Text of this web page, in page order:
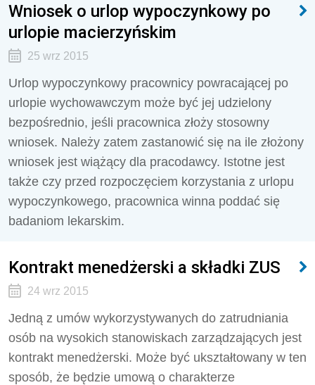
Wniosek o urlop wypoczynkowy po
urlopie macierzyńskim
25 wrz 2015
Urlop wypoczynkowy pracownicy powracającej po
urlopie wychowawczym może być jej udzielony
bezpośrednio, jeśli pracownica złoży stosowny
wniosek. Należy zatem zastanowić się na ile złożony
wniosek jest wiążący dla pracodawcy. Istotne jest
także czy przed rozpoczęciem korzystania z urlopu
wypoczynkowego, pracownica winna poddać się
badaniom lekarskim.
Kontrakt menedżerski a składki ZUS
24 wrz 2015
Jedną z umów wykorzystywanych do zatrud­niania
osób na wysokich stanowiskach zarzą­dzających jest
kontrakt menedżerski. Może być ukształtowany w ten
sposób, że będzie umową o charakterze